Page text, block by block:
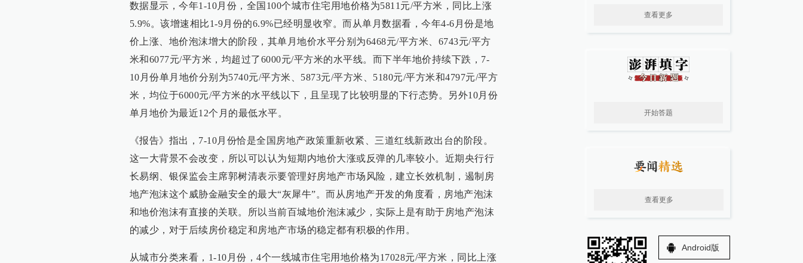
数据显示，今年1-10月份，全国100个城市住宅用地价格为5811元/平方米，同比上涨
5.9%。该增速相比1-9月份的6.9%已经明显收窄。而从单月数据看，今年4-6月份是地
价上涨、地价泡沫增大的阶段，其单月地价水平分别为6468元/平方米、6743元/平方
米和6077元/平方米，均超过了6000元/平方米的水平线。而下半年地价持续下跌，7-
10月份单月地价分别为5740元/平方米、5873元/平方米、5180元/平方米和4797元/平方
米，均位于6000元/平方米的水平线以下，且呈现了比较明显的下行态势。另外10月份
单月地价为最近12个月的最低水平。
《报告》指出，7-10月份恰是全国房地产政策重新收紧、三道红线新政出台的阶段。
这一大背景不会改变，所以可以认为短期内地价大涨或反弹的几率较小。近期央行行
长易纲、银保监会主席郭树清表示要管理好房地产市场风险，建立长效机制，遏制房
地产泡沫这个威胁金融安全的最大“灰犀牛”。而从房地产开发的角度看，房地产泡沫
和地价泡沫有直接的关联。所以当前百城地价泡沫减少，实际上是有助于房地产泡沫
的减少，对于后续房价稳定和房地产市场的稳定都有积极的作用。
从城市分类来看，1-10月份，4个一线城市住宅用地价格为17028元/平方米，同比上涨
查看更多
开始答题
查看更多
Android版